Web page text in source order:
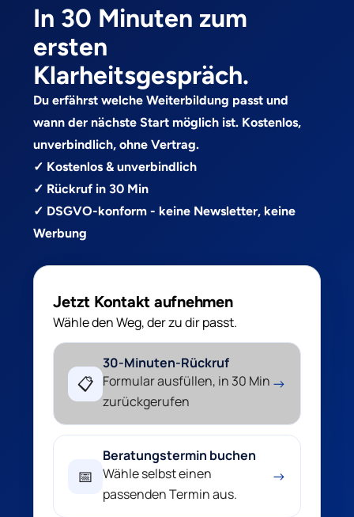
In 30 Minuten zum
ersten
Klarheitsgespräch.
Du erfährst welche Weiterbildung passt und
wann der nächste Start möglich ist. Kostenlos,
unverbindlich, ohne Vertrag.
✓ Kostenlos & unverbindlich
✓ Rückruf in 30 Min
✓ DSGVO-konform - keine Newsletter, keine
Werbung
Jetzt Kontakt aufnehmen
Wähle den Weg, der zu dir passt.
📋
30-Minuten-Rückruf
Formular ausfüllen, in 30 Min
zurückgerufen
→
📅
Beratungstermin buchen
Wähle selbst einen
passenden Termin aus.
→